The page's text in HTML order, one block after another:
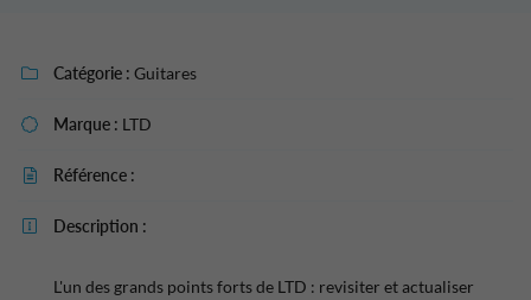
Recopier le code ci-contre
 Catégorie : Guitares
 Marque : LTD
 Référence :
 Description :
L'un des grands points forts de LTD : revisiter et actualiser